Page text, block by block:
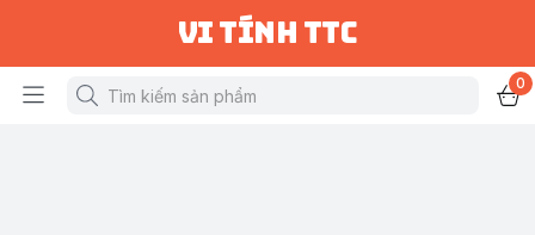
vi tính ttc
0